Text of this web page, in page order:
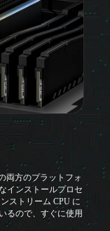
両方のプラットフォ
インストールプロセ
ストリーム CPU に
るので、すぐに使用